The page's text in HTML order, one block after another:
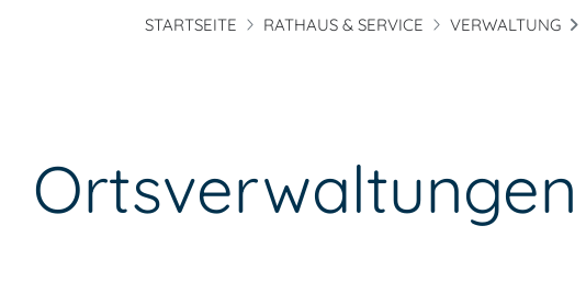
STARTSEITE RATHAUS & SERVICE VERWALTUNG
Ortsverwaltungen